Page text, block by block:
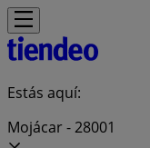
Estás aquí:
Mojácar - 28001